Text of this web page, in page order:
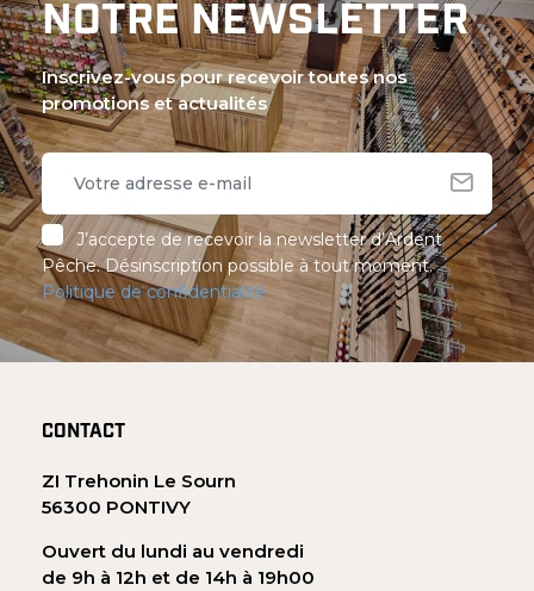
NOTRE NEWSLETTER
Inscrivez-vous pour recevoir toutes nos
promotions et actualités
J’accepte de recevoir la newsletter d’Ardent
Pêche. Désinscription possible à tout moment.
Politique de confidentialité
CONTACT
ZI Trehonin Le Sourn
56300 PONTIVY
Ouvert du lundi au vendredi
de 9h à 12h et de 14h à 19h00